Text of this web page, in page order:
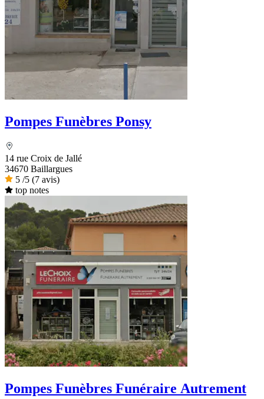
Pompes Funèbres Ponsy
14 rue Croix de Jallé
34670 Baillargues
5 /5 (7 avis)
top notes
Pompes Funèbres Funéraire Autrement